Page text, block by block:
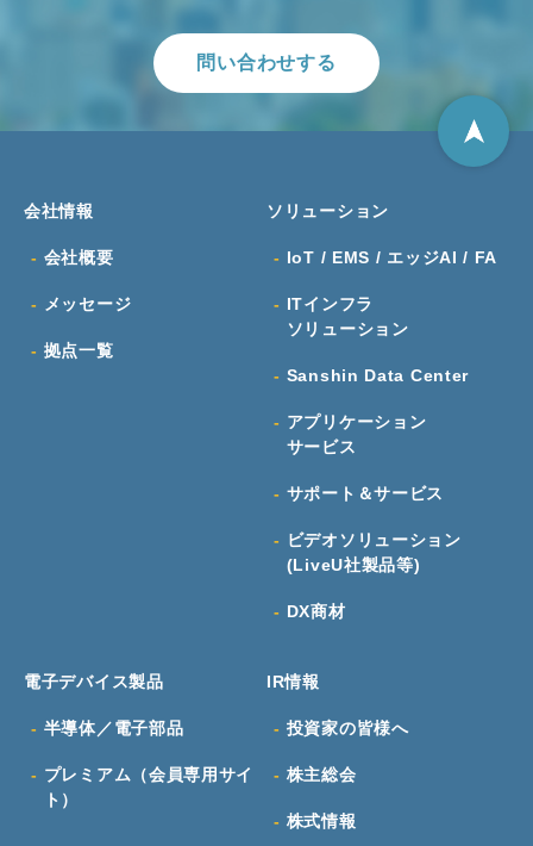
問い合わせする
会社情報
会社概要
メッセージ
拠点一覧
ソリューション
IoT / EMS / エッジAI / FA
ITインフラ
ソリューション
Sanshin Data Center
アプリケーション
サービス
サポート＆サービス
ビデオソリューション
(LiveU社製品等)
DX商材
電子デバイス製品
半導体／電子部品
プレミアム（会員専用サイ
ト）
IR情報
投資家の皆様へ
株主総会
株式情報